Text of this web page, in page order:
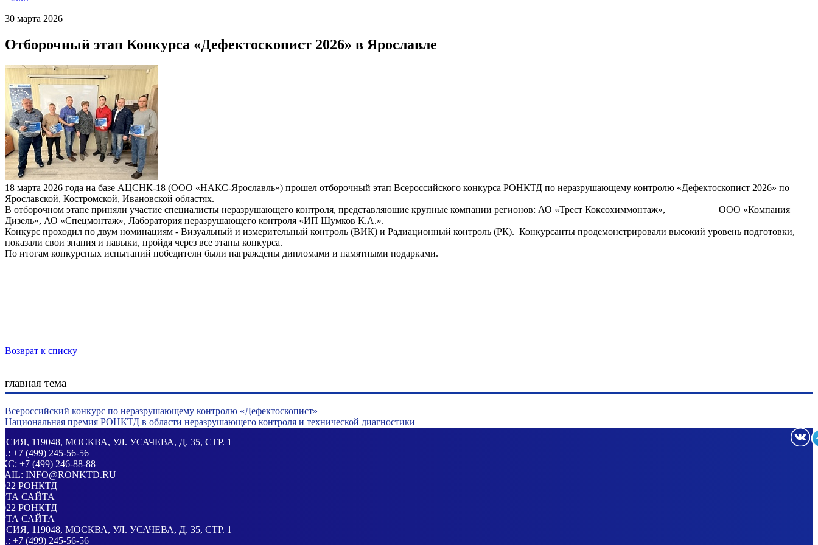
30 марта 2026
Отборочный этап Конкурса «Дефектоскопист 2026» в Ярославле
18 марта 2026 года на базе АЦСНК-18 (ООО «НАКС-Ярославль») прошел отборочный этап Всероссийского конкурса РОНКТД по неразрушающему контролю «Дефектоскопист 2026» по
Ярославской, Костромской, Ивановской областях.
В отборочном этапе приняли участие специалисты неразрушающего контроля, представляющие крупные компании регионов: АО «Трест Коксохиммонтаж», ООО «Компания
Дизель», АО «Спецмонтаж», Лаборатория неразрушающего контроля «ИП Шумков К.А.».
Конкурс проходил по двум номинациям - Визуальный и измерительный контроль (ВИК) и Радиационный контроль (РК). Конкурсанты продемонстрировали высокий уровень подготовки,
показали свои знания и навыки, пройдя через все этапы конкурса.
По итогам конкурсных испытаний победители были награждены дипломами и памятными подарками.
Возврат к списку
главная тема
Всероссийский конкурс по неразрушающему контролю «Дефектоскопист»
Национальная премия РОНКТД в области неразрушающего контроля и технической диагностики
, 119048, МОСКВА, УЛ. УСАЧЕВА, Д. 35, СТР. 1
+7 (499) 245-56-56
+7 (499) 246-88-88
INFO@RONKTD.RU
РОНКТД
САЙТА
РОНКТД
САЙТА
, 119048, МОСКВА, УЛ. УСАЧЕВА, Д. 35, СТР. 1
+7 (499) 245-56-56